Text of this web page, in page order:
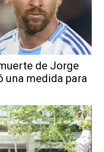
de Jorge
una medida para